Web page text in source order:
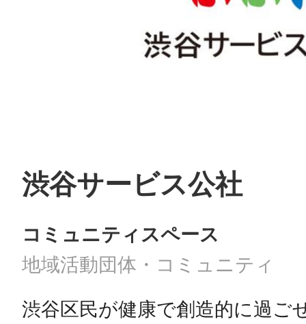
渋谷サービス公社
コミュニティスペース
地域活動団体・コミュニティ
渋谷区民が健康で創造的に過ご